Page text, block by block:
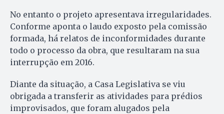
No entanto o projeto apresentava irregularidades.
Conforme aponta o laudo exposto pela comissão
formada, há relatos de inconformidades durante
todo o processo da obra, que resultaram na sua
interrupção em 2016.
Diante da situação, a Casa Legislativa se viu
obrigada a transferir as atividades para prédios
improvisados, que foram alugados pela